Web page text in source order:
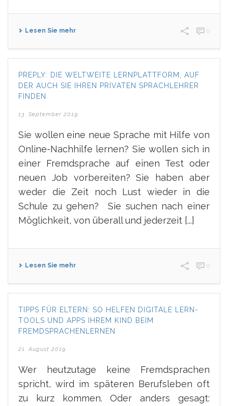
Lesen Sie mehr 0
PREPLY: DIE WELTWEITE LERNPLATTFORM, AUF
DER AUCH SIE IHREN PRIVATEN SPRACHLEHRER
FINDEN
13. September 2019
Sie wollen eine neue Sprache mit Hilfe von
Online-Nachhilfe lernen? Sie wollen sich in
einer Fremdsprache auf einen Test oder
neuen Job vorbereiten? Sie haben aber
weder die Zeit noch Lust wieder in die
Schule zu gehen? Sie suchen nach einer
Möglichkeit, von überall und jederzeit [...]
Lesen Sie mehr 0
TIPPS FÜR ELTERN: SO HELFEN DIGITALE LERN-
TOOLS UND APPS IHREM KIND BEIM
FREMDSPRACHENLERNEN
21. August 2019
Wer heutzutage keine Fremdsprachen
spricht, wird im späteren Berufsleben oft
zu kurz kommen. Oder anders gesagt: